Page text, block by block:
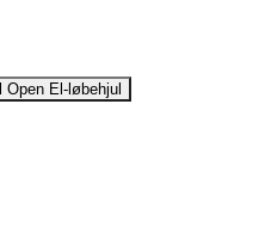
Open El-løbehjul